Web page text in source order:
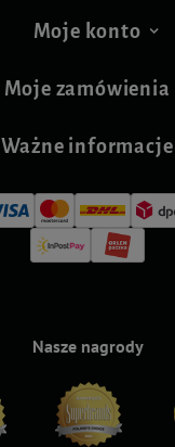
Moje konto
Moje zamówienia
Ważne informacje
Nasze nagrody